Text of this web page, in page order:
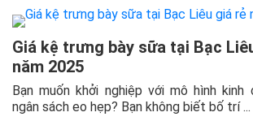
Giá kệ trưng bày sữa tại Bạc
năm 2025
Bạn muốn khởi nghiệp với mô hình kinh
ngân sách eo hẹp? Bạn không biết bố trí ...